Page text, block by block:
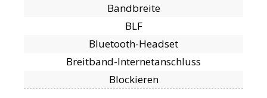
Bandbreite
BLF
Bluetooth-Headset
Breitband-Internetanschluss
Blockieren